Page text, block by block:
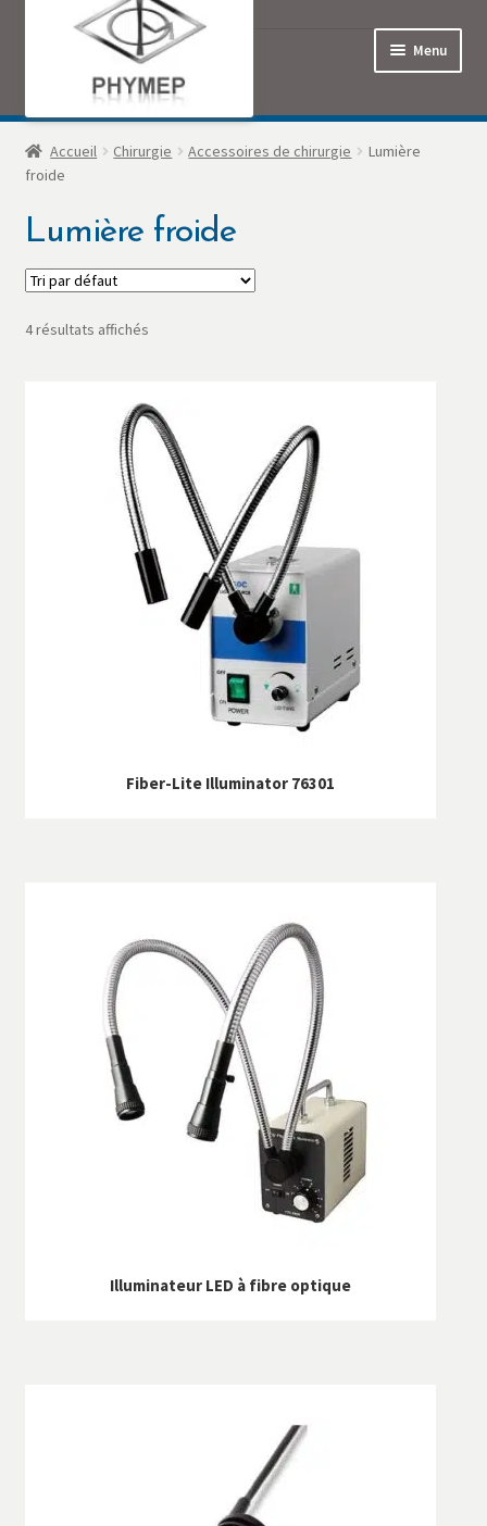
Menu
Accueil
Politique de confidentialité
Accueil Chirurgie Accessoires de chirurgie
Lumière
froide
Lumière froide
4 résultats affichés
Fiber-Lite Illuminator 76301
Illuminateur LED à fibre optique